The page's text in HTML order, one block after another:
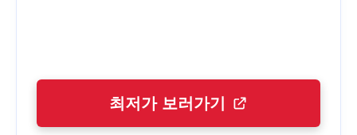
최저가 보러가기